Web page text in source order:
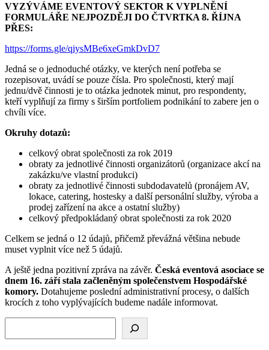
VYZÝVÁME EVENTOVÝ SEKTOR K VYPLNĚNÍ
FORMULÁŘE NEJPOZDĚJI DO ČTVRTKA 8. ŘÍJNA
PŘES:
https://forms.gle/qiysMBe6xeGmkDvD7
Jedná se o jednoduché otázky, ve kterých není potřeba se
rozepisovat, uvádí se pouze čísla. Pro společnosti, který mají
jednu/dvě činnosti je to otázka jednotek minut, pro respondenty,
kteří vyplňují za firmy s širším portfoliem podnikání to zabere jen o
chvíli více.
Okruhy dotazů:
celkový obrat společnosti za rok 2019
obraty za jednotlivé činnosti organizátorů (organizace akcí na
zakázku/ve vlastní produkci)
obraty za jednotlivé činnosti subdodavatelů (pronájem AV,
lokace, catering, hostesky a další personální služby, výroba a
prodej zařízení na akce a ostatní služby)
celkový předpokládaný obrat společnosti za rok 2020
Celkem se jedná o 12 údajů, přičemž převážná většina nebude
muset vyplnit více než 5 údajů.
A ještě jedna pozitivní zpráva na závěr. Česká eventová asociace se
dnem 16. září stala začleněným společenstvem Hospodářské
komory. Dotahujeme poslední administrativní procesy, o dalších
krocích z toho vyplývajících budeme nadále informovat.